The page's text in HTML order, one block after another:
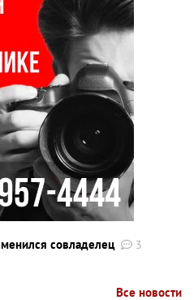
совладелец
3
Все новости